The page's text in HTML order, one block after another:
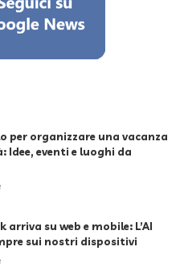
per organizzare una vacanza
Idee, eventi e luoghi da
arriva su web e mobile: L’AI
sui nostri dispositivi